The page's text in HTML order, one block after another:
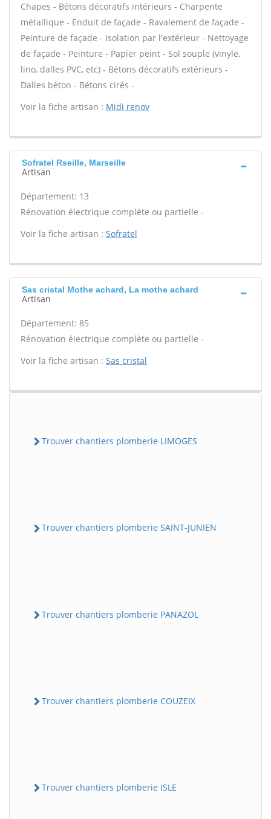
Chapes - Bétons décoratifs intérieurs - Charpente
métallique - Enduit de façade - Ravalement de façade -
Peinture de façade - Isolation par l'extérieur - Nettoyage
de façade - Peinture - Papier peint - Sol souple (vinyle,
lino, dalles PVC, etc) - Bétons décoratifs extérieurs -
Dalles béton - Bétons cirés -
Voir la fiche artisan : Midi renov
Sofratel Rseille, Marseille
Artisan
Département: 13
Rénovation électrique complète ou partielle -
Voir la fiche artisan : Sofratel
Sas cristal Mothe achard, La mothe achard
Artisan
Département: 85
Rénovation électrique complète ou partielle -
Voir la fiche artisan : Sas cristal
Trouver chantiers plomberie LIMOGES
Trouver chantiers plomberie SAINT-JUNIEN
Trouver chantiers plomberie PANAZOL
Trouver chantiers plomberie COUZEIX
Trouver chantiers plomberie ISLE